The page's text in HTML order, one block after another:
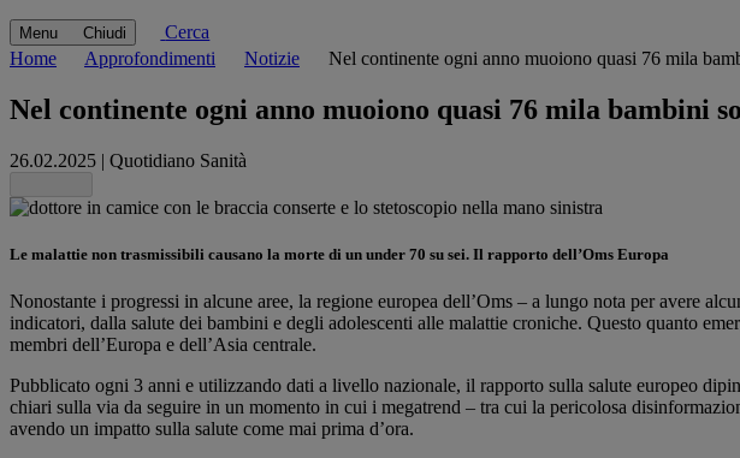
Menu Chiudi
Cerca
Home
Approfondimenti Notizie Nel continente ogni anno muoiono quasi 76 mila
Nel continente ogni anno muoiono quasi 76 mila bambini
26.02.2025 | Quotidiano Sanità
Le malattie non trasmissibili causano la morte di un under 70 su sei. Il rapporto dell’Oms Europa
Nonostante i progressi in alcune aree, la regione europea dell’Oms – a lungo nota per avere
indicatori, dalla salute dei bambini e degli adolescenti alle malattie croniche. Questo quanto
membri dell’Europa e dell’Asia centrale.
Pubblicato ogni 3 anni e utilizzando dati a livello nazionale, il rapporto sulla salute europeo
chiari sulla via da seguire in un momento in cui i megatrend – tra cui la pericolosa
avendo un impatto sulla salute come mai prima d’ora.